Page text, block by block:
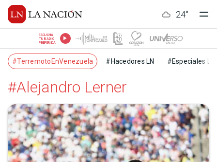
24°
ESCUCHÁ
TU RADIO
PREFERIDA
#TerremotoEnVenezuela #Hacedores LN #Especiales LN
#Alejandro Lerner